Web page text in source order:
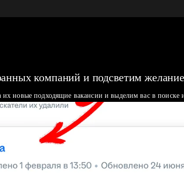
компаний и подсветим
их новые подходящие вакансии и выделим вас в поиске